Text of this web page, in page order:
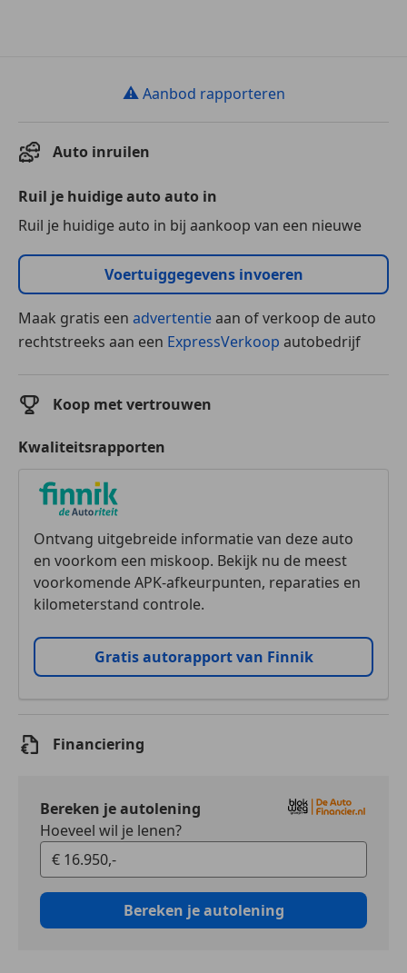
⚠ Aanbod rapporteren
Auto inruilen
Ruil je huidige auto auto in
Ruil je huidige auto in bij aankoop van een nieuwe
Voertuiggegevens invoeren
Maak gratis een advertentieaan of verkoop de auto
rechtstreeks aan een ExpressVerkoop autobedrijf
Koop met vertrouwen
Kwaliteitsrapporten
Ontvang uitgebreide informatie van deze auto
en voorkom een miskoop. Bekijk nu de meest
voorkomende APK-afkeurpunten, reparaties en
kilometerstand controle.
Gratis autorapport van Finnik
Financiering
Bereken je autolening
Hoeveel wil je lenen?
Bereken je autolening